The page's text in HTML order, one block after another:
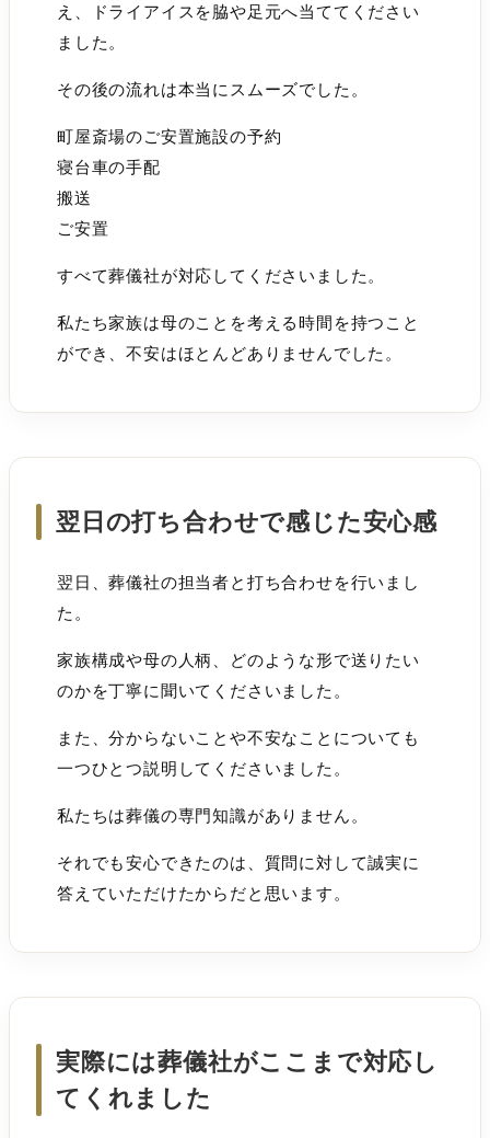
え、ドライアイスを脇や足元へ当ててください
ました。
その後の流れは本当にスムーズでした。
町屋斎場のご安置施設の予約
寝台車の手配
搬送
ご安置
すべて葬儀社が対応してくださいました。
私たち家族は母のことを考える時間を持つこと
ができ、不安はほとんどありませんでした。
翌日の打ち合わせで感じた安心感
翌日、葬儀社の担当者と打ち合わせを行いまし
た。
家族構成や母の人柄、どのような形で送りたい
のかを丁寧に聞いてくださいました。
また、分からないことや不安なことについても
一つひとつ説明してくださいました。
私たちは葬儀の専門知識がありません。
それでも安心できたのは、質問に対して誠実に
答えていただけたからだと思います。
実際には葬儀社がここまで対応し
てくれました